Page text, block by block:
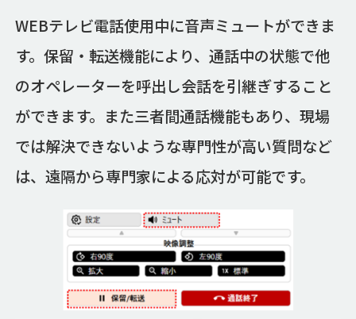
WEBテレビ電話使用中に音声ミュートができま
す。保留・転送機能により、通話中の状態で他
のオペレーターを呼出し会話を引継ぎすること
ができます。また三者間通話機能もあり、現場
では解決できないような専門性が高い質問など
は、遠隔から専門家による応対が可能です。